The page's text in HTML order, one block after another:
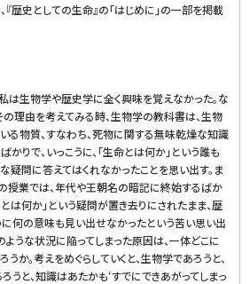
『歴史としての生命』の「はじめに」の一部を掲載
は生物学や歴史学に全く興味を覚えなかった。な
の理由を考えてみる時、生物学の教科書は、生物
る物質、すなわち、死物に関する無味乾燥な知識
かりで、いっこうに、「生命とは何か」という誰も
疑問に答えてはくれなかったことを思い出す。ま
授業では、年代や王朝名の暗記に終始するばか
とは何か」という疑問が置き去りにされたまま、歴
何の意味も見い出せなかったという苦い思い出
ような状況に陥ってしまった原因は、一体どこに
うか。考えをめぐらしていくと、生物学であろうと、
うと、知識はあたかも‘すでにできあがってしまっ